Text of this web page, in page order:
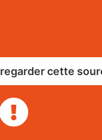
cette